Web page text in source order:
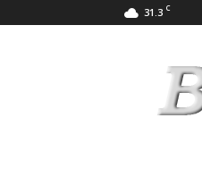
31.3 C
Boin